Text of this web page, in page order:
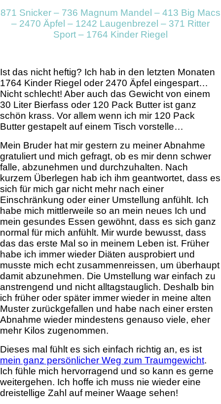
871 Snicker – 736 Magnum Mandel – 413 Big Macs
– 2470 Äpfel – 1242 Laugenbrezel – 371 Ritter
Sport – 1764 Kinder Riegel
Ist das nicht heftig? Ich hab in den letzten Monaten
1764 Kinder Riegel oder 2470 Äpfel eingespart…
Nicht schlecht! Aber auch das Gewicht von einem
30 Liter Bierfass oder 120 Pack Butter ist ganz
schön krass. Vor allem wenn ich mir 120 Pack
Butter gestapelt auf einem Tisch vorstelle…
Mein Bruder hat mir gestern zu meiner Abnahme
gratuliert und mich gefragt, ob es mir denn schwer
falle, abzunehmen und durchzuhalten. Nach
kurzem Überlegen hab ich ihm geantwortet, dass es
sich für mich gar nicht mehr nach einer
Einschränkung oder einer Umstellung anfühlt. Ich
habe mich mittlerweile so an mein neues Ich und
mein gesundes Essen gewöhnt, dass es sich ganz
normal für mich anfühlt. Mir wurde bewusst, dass
das das erste Mal so in meinem Leben ist. Früher
habe ich immer wieder Diäten ausprobiert und
musste mich echt zusammenreissen, um überhaupt
damit abzunehmen. Die Umstellung war einfach zu
anstrengend und nicht alltagstauglich. Deshalb bin
ich früher oder später immer wieder in meine alten
Muster zurückgefallen und habe nach einer ersten
Abnahme wieder mindestens genauso viele, eher
mehr Kilos zugenommen.
Dieses mal fühlt es sich einfach richtig an, es ist
mein ganz persönlicher Weg zum Traumgewicht.
Ich fühle mich hervorragend und so kann es gerne
weitergehen. Ich hoffe ich muss nie wieder eine
dreistellige Zahl auf meiner Waage sehen!